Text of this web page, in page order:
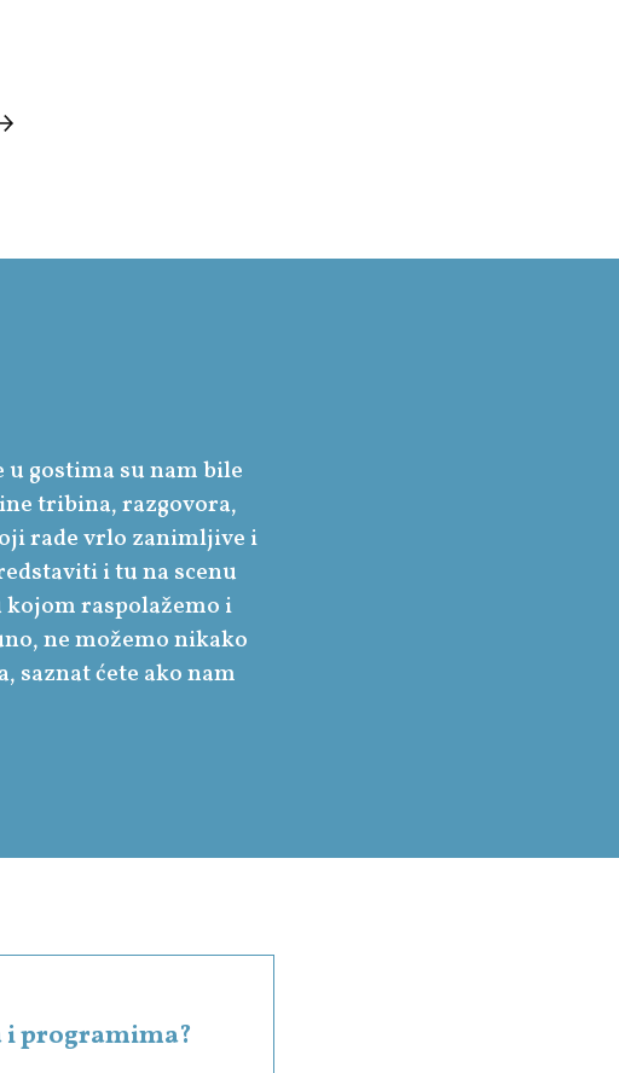
gostima su nam bile
tribina, razgovora,
rade vrlo zanimljive i
i tu na scenu
raspolažemo i
ne možemo nikako
saznat ćete ako nam
i programima?